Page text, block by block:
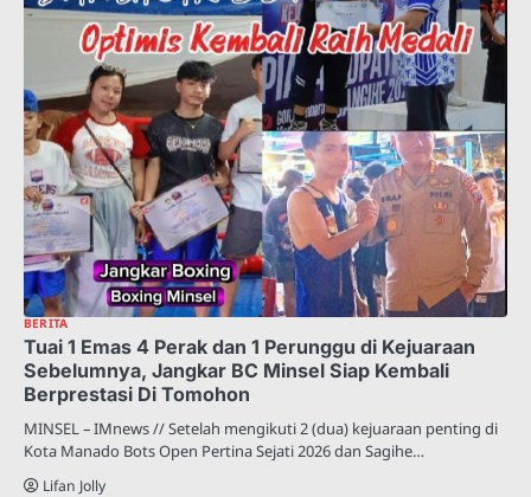
BERITA
Tuai 1 Emas 4 Perak dan 1 Perunggu di Kejuaraan
Sebelumnya, Jangkar BC Minsel Siap Kembali
Berprestasi Di Tomohon
MINSEL – IMnews // Setelah mengikuti 2 (dua) kejuaraan penting di
Kota Manado Bots Open Pertina Sejati 2026 dan Sagihe…
Lifan Jolly